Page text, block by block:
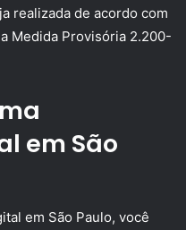
realizada de acordo com
Medida Provisória 2.200-
em São
em São Paulo, você